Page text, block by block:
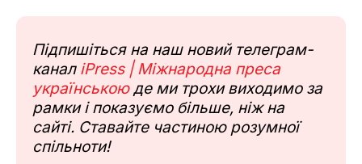
Підпишіться на наш новий телеграм-
канал iPress | Міжнародна преса
українськоюде ми трохи виходимо за
рамки і показуємо більше, ніж на
сайті. Ставайте частиною розумної
спільноти!